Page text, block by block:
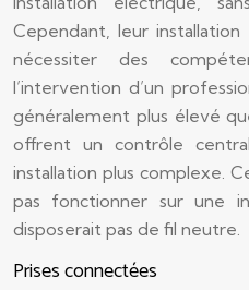
Cependant, leur
nécessiter des
l’intervention d’un
généralement plus élevé
offrent un contrôle
installation plus complexe.
pas fonctionner sur une
disposerait pas de fil neutre.
Prises connectées